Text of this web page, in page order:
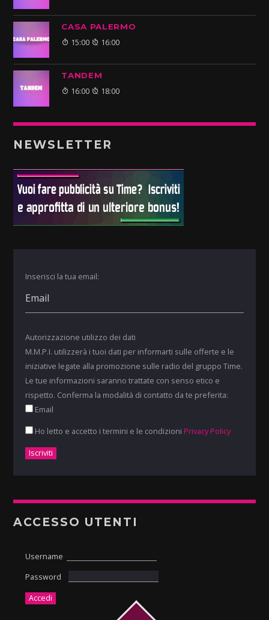
CASA PALERMO
15:00 16:00
TANDEM
16:00 18:00
NEWSLETTER
Inserisci la tua email:
Autorizzazione utilizzo dei dati
M.M.P.I. utilizzerà i tuoi dati per informarti sulle offerte e le
iniziative legate alla promozione sulle radio del gruppo Time.
Le tue informazioni saranno trattate con senso etico e
rispetto. Conferma la modalità di contatto da te preferita:
Email
Ho letto e accetto i termini e le condizioni Privacy Policy
ACCESSO UTENTI
Username
Password